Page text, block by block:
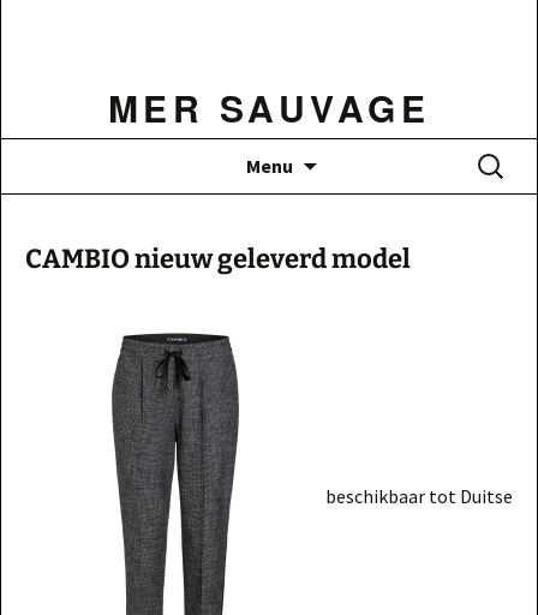
MER SAUVAGE
Menu
Zoeken
naar:
CAMBIO nieuw geleverd model
beschikbaar tot Duitse